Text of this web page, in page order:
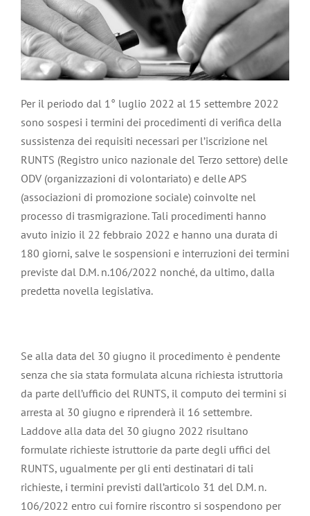
Per il periodo dal 1° luglio 2022 al 15 settembre 2022
sono sospesi i termini dei procedimenti di verifica della
sussistenza dei requisiti necessari per l’iscrizione nel
RUNTS (Registro unico nazionale del Terzo settore) delle
ODV (organizzazioni di volontariato) e delle APS
(associazioni di promozione sociale) coinvolte nel
processo di trasmigrazione. Tali procedimenti hanno
avuto inizio il 22 febbraio 2022 e hanno una durata di
180 giorni, salve le sospensioni e interruzioni dei termini
previste dal D.M. n.106/2022 nonché, da ultimo, dalla
predetta novella legislativa.
Se alla data del 30 giugno il procedimento è pendente
senza che sia stata formulata alcuna richiesta istruttoria
da parte dell’ufficio del RUNTS, il computo dei termini si
arresta al 30 giugno e riprenderà il 16 settembre.
Laddove alla data del 30 giugno 2022 risultano
formulate richieste istruttorie da parte degli uffici del
RUNTS, ugualmente per gli enti destinatari di tali
richieste, i termini previsti dall’articolo 31 del D.M. n.
106/2022 entro cui fornire riscontro si sospendono per